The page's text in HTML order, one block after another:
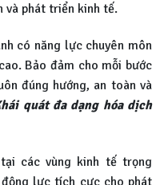
và phát triển kinh tế.
có năng lực chuyên môn
Bảo đảm cho mỗi bước
đúng hướng, an toàn và
quát đa dạng hóa dịch
các vùng kinh tế trọng
lực tích cực cho phát